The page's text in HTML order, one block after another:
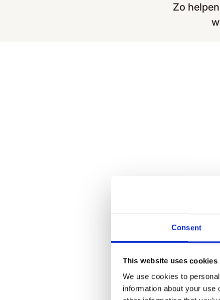
Consent
This website uses cookies
We use cookies to
information about your
Zo